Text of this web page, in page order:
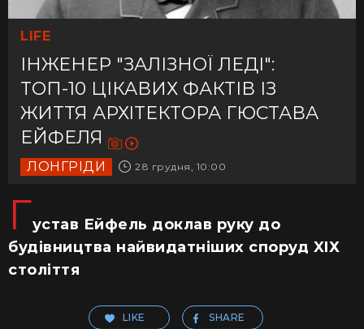
LIFE
ІНЖЕНЕР "ЗАЛІЗНОЇ ЛЕДІ":
ТОП-10 ЦІКАВИХ ФАКТІВ ІЗ
ЖИТТЯ АРХІТЕКТОРА ГЮСТАВА
ЕЙФЕЛЯ
ЛОНГРІДИ 28 грудня, 10:00
Густав Ейфель доклав руку до
будівництва найвидатніших споруд XIХ
століття
LIKE SHARE